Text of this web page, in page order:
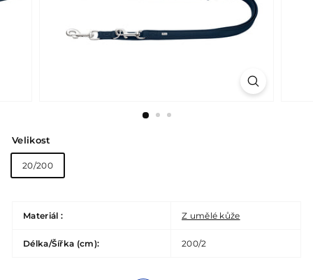
Velikost
20/200
Materiál : Z umělé kůže
Délka/Šířka (cm): 200/2